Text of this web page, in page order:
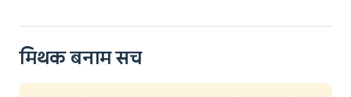
मिथक बनाम सच